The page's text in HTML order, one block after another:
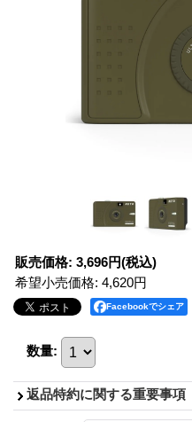
販売価格: 3,696円(税込)
希望小売価格: 4,620円
Facebookでシェア
数量:
返品特約に関する重要事項